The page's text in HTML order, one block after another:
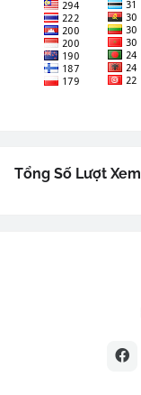
Tổng Số Lượt Xem